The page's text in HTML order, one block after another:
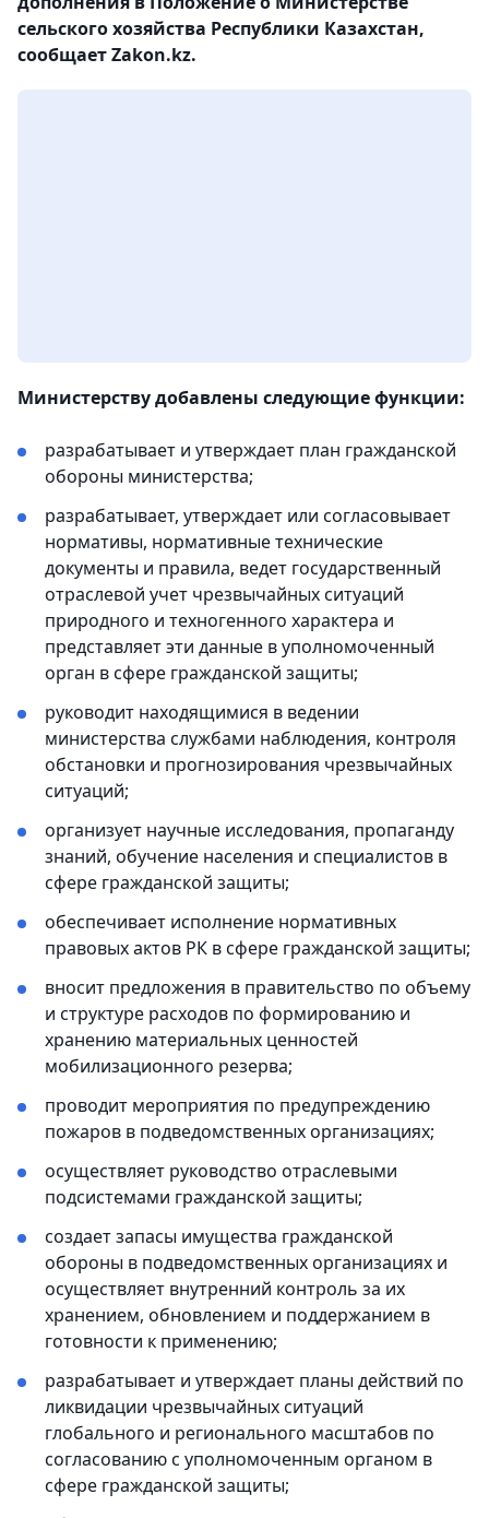
сельского хозяйства Республики Казахстан,
сообщает Zakon.kz.
Министерству добавлены следующие функции:
разрабатывает и утверждает план гражданской
обороны министерства;
разрабатывает, утверждает или согласовывает
нормативы, нормативные технические
документы и правила, ведет государственный
отраслевой учет чрезвычайных ситуаций
природного и техногенного характера и
представляет эти данные в уполномоченный
орган в сфере гражданской защиты;
руководит находящимися в ведении
министерства службами наблюдения, контроля
обстановки и прогнозирования чрезвычайных
ситуаций;
организует научные исследования, пропаганду
знаний, обучение населения и специалистов в
сфере гражданской защиты;
обеспечивает исполнение нормативных
правовых актов РК в сфере гражданской защиты;
вносит предложения в правительство по объему
и структуре расходов по формированию и
хранению материальных ценностей
мобилизационного резерва;
проводит мероприятия по предупреждению
пожаров в подведомственных организациях;
осуществляет руководство отраслевыми
подсистемами гражданской защиты;
создает запасы имущества гражданской
обороны в подведомственных организациях и
осуществляет внутренний контроль за их
хранением, обновлением и поддержанием в
готовности к применению;
разрабатывает и утверждает планы действий по
ликвидации чрезвычайных ситуаций
глобального и регионального масштабов по
согласованию с уполномоченным органом в
сфере гражданской защиты;